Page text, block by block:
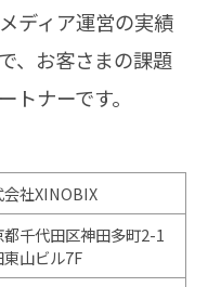
ディア運営の実績
、お客さまの課題
ナーです。
会社XINOBIX
都千代田区神田多町2-1
東山ビル7F